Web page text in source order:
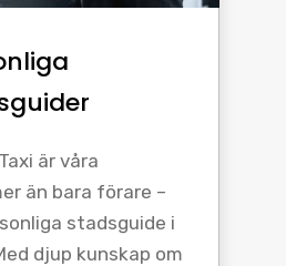
är våra
än bara förare –
stadsguide i
djup kunskap om